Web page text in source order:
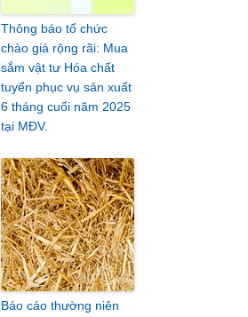
Thông báo tổ chức
chào giá rộng rãi: Mua
sắm vật tư Hóa chất
tuyển phục vụ sản xuất
6 tháng cuối năm 2025
tại MĐV.
Báo cáo thường niên